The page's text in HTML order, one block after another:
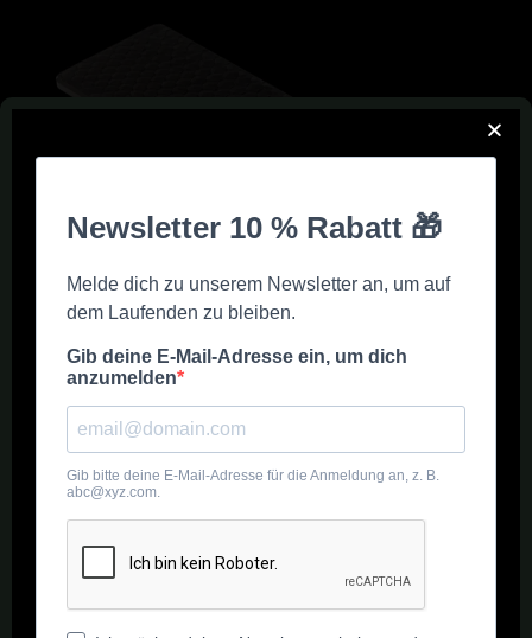
Royal Box
Show sidebar